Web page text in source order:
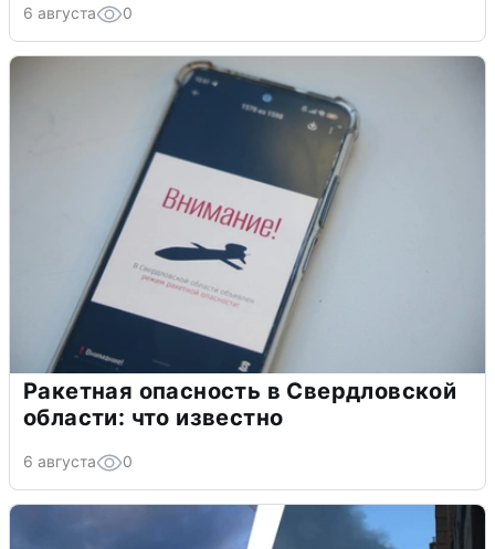
6 августа 0
Ракетная опасность в Свердловской
области: что известно
6 августа 0